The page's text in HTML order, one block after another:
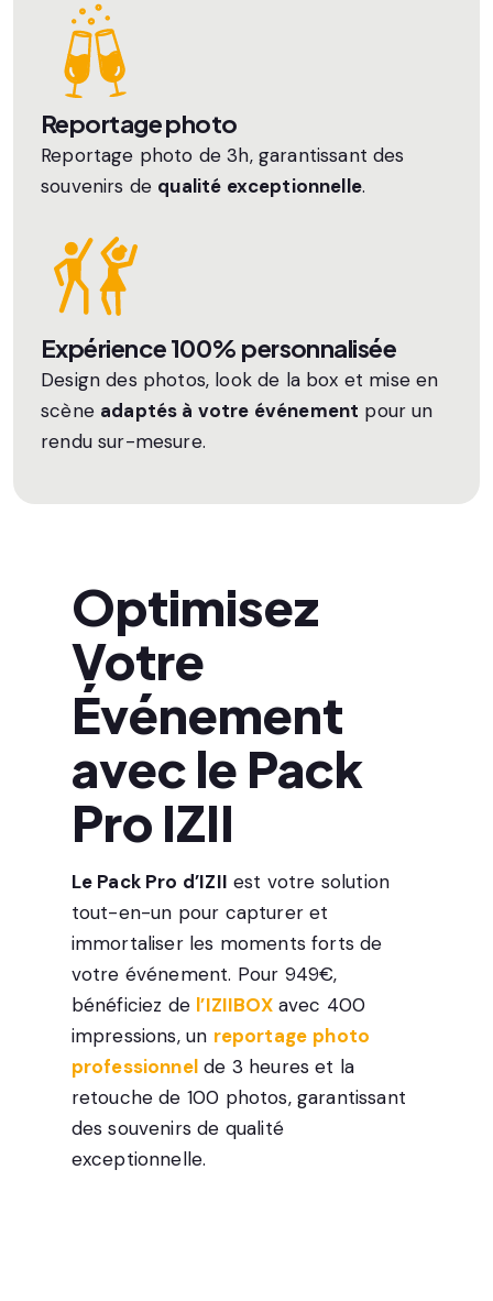
Reportage photo
Reportage photo de 3h, garantissant des
souvenirs de qualité exceptionnelle.
Expérience 100% personnalisée
Design des photos, look de la box et mise en
scène adaptés à votre événement pour un
rendu sur-mesure.
Optimisez
Votre
Événement
avec le Pack
Pro IZII
Le Pack Pro d’IZII est votre solution
tout-en-un pour capturer et
immortaliser les moments forts de
votre événement. Pour 949€,
bénéficiez de l’IZIIBOXavec 400
impressions, un reportage photo
professionnel de 3 heures et la
retouche de 100 photos, garantissant
des souvenirs de qualité
exceptionnelle.